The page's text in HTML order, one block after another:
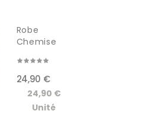
Robe
Chemise
Femme...
24,90 €
24,90 €
Unité